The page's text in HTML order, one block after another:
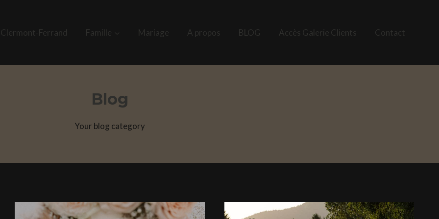
Ferrand Famille Mariage A propos BLOG Accès Galerie Clients Contact
Blog
Your blog category